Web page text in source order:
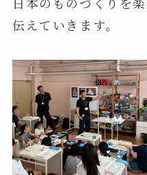
伝えていきます。